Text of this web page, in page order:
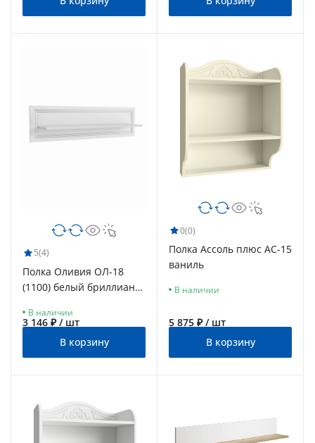
5(4)
Полка Оливия ОЛ-18
(1100) белый бриллиант/
В наличии
3 146 ₽ / шт
В корзину
0(0)
Полка Ассоль плюс АС-15
ваниль
В наличии
5 875 ₽ / шт
В корзину